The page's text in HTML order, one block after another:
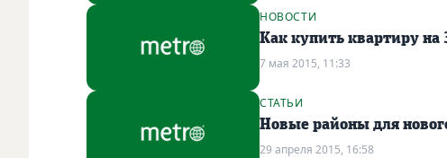
НОВОСТИ
Как купить квартиру на
7 мая 2015, 11:33
СТАТЬИ
Новые районы для
29 апреля 2015, 16:58